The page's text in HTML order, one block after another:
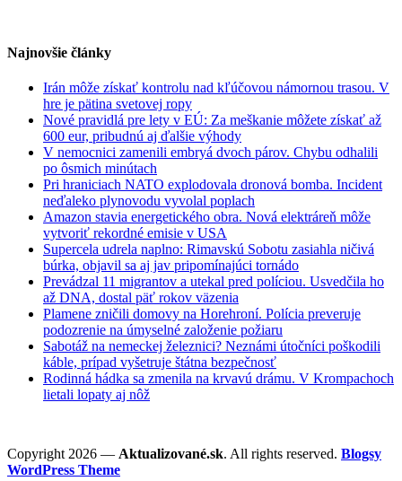
Najnovšie články
Irán môže získať kontrolu nad kľúčovou námornou trasou. V
hre je pätina svetovej ropy
Nové pravidlá pre lety v EÚ: Za meškanie môžete získať až
600 eur, pribudnú aj ďalšie výhody
V nemocnici zamenili embryá dvoch párov. Chybu odhalili
po ôsmich minútach
Pri hraniciach NATO explodovala dronová bomba. Incident
neďaleko plynovodu vyvolal poplach
Amazon stavia energetického obra. Nová elektráreň môže
vytvoriť rekordné emisie v USA
Supercela udrela naplno: Rimavskú Sobotu zasiahla ničivá
búrka, objavil sa aj jav pripomínajúci tornádo
Prevádzal 11 migrantov a utekal pred políciou. Usvedčila ho
až DNA, dostal päť rokov väzenia
Plamene zničili domovy na Horehroní. Polícia preveruje
podozrenie na úmyselné založenie požiaru
Sabotáž na nemeckej železnici? Neznámi útočníci poškodili
káble, prípad vyšetruje štátna bezpečnosť
Rodinná hádka sa zmenila na krvavú drámu. V Krompachoch
lietali lopaty aj nôž
Copyright 2026 — Aktualizované.sk. All rights reserved. Blogsy
WordPress Theme